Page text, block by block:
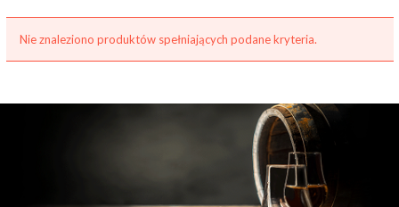
Nie znaleziono produktów spełniających podane kryteria.